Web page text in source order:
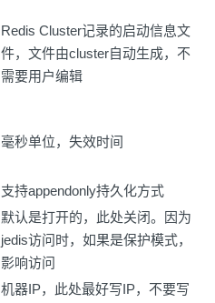
Redis Cluster记录的启动信息文
件，文件由cluster自动生成，不
需要用户编辑
毫秒单位，失效时间
支持appendonly持久化方式
默认是打开的，此处关闭。因为
jedis访问时，如果是保护模式，
影响访问
机器IP，此处最好写IP，不要写